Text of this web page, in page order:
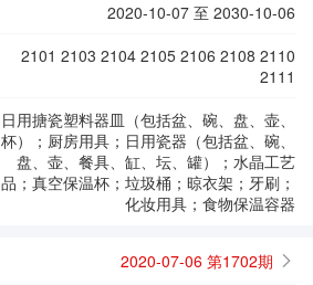
2020-10-07 至 2030-10-06
2101 2103 2104 2105 2106 2108 2110
2111
日用搪瓷塑料器皿（包括盆、碗、盘、壶、
杯）；厨房用具；日用瓷器（包括盆、碗、
盘、壶、餐具、缸、坛、罐）；水晶工艺
品；真空保温杯；垃圾桶；晾衣架；牙刷；
化妆用具；食物保温容器
2020-07-06 第1702期